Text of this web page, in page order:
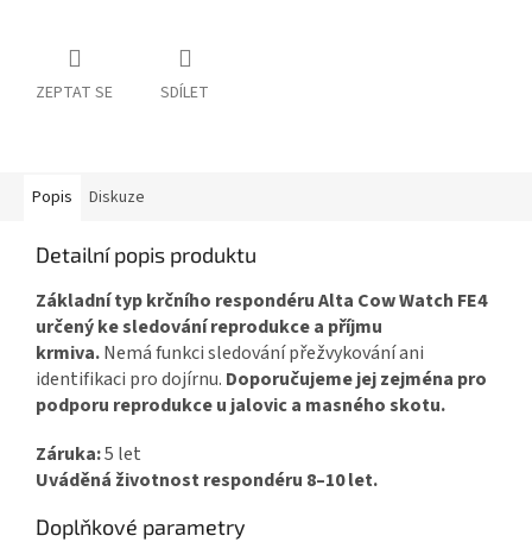
ZEPTAT SE SDÍLET
Popis Diskuze
Detailní popis produktu
Základní typ krčního respondéru Alta Cow Watch FE4
určený ke sledování reprodukce a příjmu
krmiva.Nemá funkci sledování přežvykování ani
identifikaci pro dojírnu. Doporučujeme jej zejména pro
podporu reprodukce u jalovic a masného skotu.
Záruka:5 let
Uváděná životnost respondéru 8–10 let.
Doplňkové parametry